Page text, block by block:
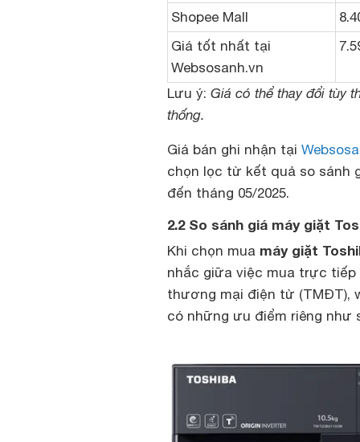
Shopee Mall
Giá tốt nhất tại
Websosanh.vn
Lưu ý: Giá có thể thay đổi tùy
thống.
Giá bán ghi nhận tại
chọn lọc từ kết quả so sánh
đến tháng 05/2025.
2.2 So sánh giá máy giặt
Khi chọn mua máy giặt
nhắc giữa việc mua trực
thương mại điện tử (TMĐT),
có những ưu điểm riêng như